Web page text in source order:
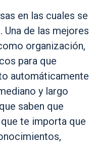
en las cuales se
Una de las mejores
organización,
para que
automáticamente
y largo
saben que
te importa que